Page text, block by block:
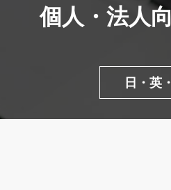
個人・法人
日・英